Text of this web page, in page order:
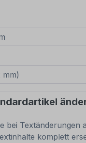
bei Textänderungen
komplett